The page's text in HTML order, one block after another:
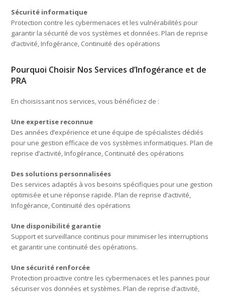
Sécurité informatique
Protection contre les cybermenaces et les vulnérabilités pour
garantir la sécurité de vos systèmes et données. Plan de reprise
d’activité, Infogérance, Continuité des opérations
Pourquoi Choisir Nos Services d’Infogérance et de
PRA
En choisissant nos services, vous bénéficiez de :
Une expertise reconnue
Des années d’expérience et une équipe de spécialistes dédiés
pour une gestion efficace de vos systèmes informatiques. Plan de
reprise d’activité, Infogérance, Continuité des opérations
Des solutions personnalisées
Des services adaptés à vos besoins spécifiques pour une gestion
optimisée et une réponse rapide. Plan de reprise d’activité,
Infogérance, Continuité des opérations
Une disponibilité garantie
Support et surveillance continus pour minimiser les interruptions
et garantir une continuité des opérations.
Une sécurité renforcée
Protection proactive contre les cybermenaces et les pannes pour
sécuriser vos données et systèmes. Plan de reprise d’activité,